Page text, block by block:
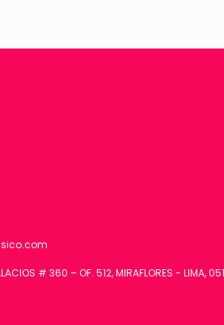
# 360 – OF. 512, MIRAFLORES - LIMA,